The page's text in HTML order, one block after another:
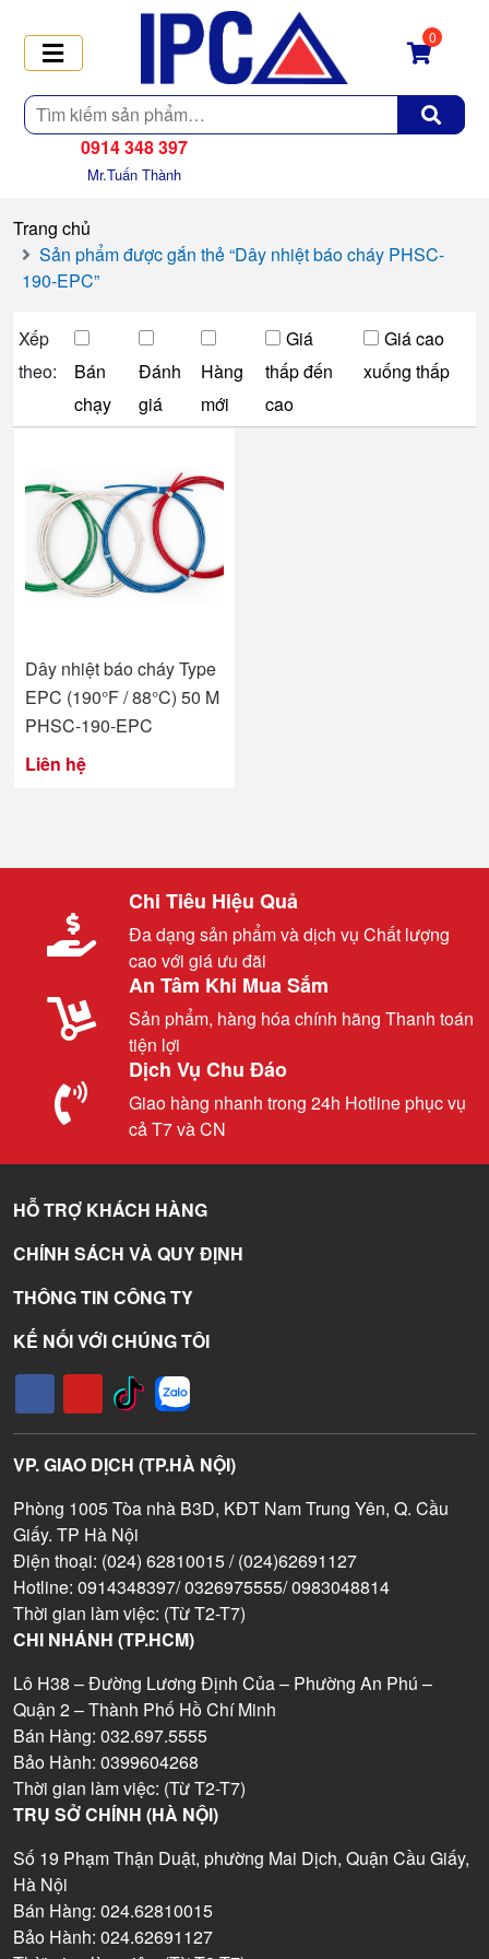
Tìm
kiếm
0
0914 348 397
Mr.Tuấn Thành
Trang chủ
Sản phẩm được gắn thẻ “Dây nhiệt báo cháy PHSC-
190-EPC”
Xếp
theo:
Bán
chạy
Đánh
giá
Hàng
mới
Giá
thấp đến
cao
Giá cao
xuống thấp
Dây nhiệt báo cháy Type
EPC (190°F / 88°C) 50 M
PHSC-190-EPC
Liên hệ
Chi Tiêu Hiệu Quả
Đa dạng sản phẩm và dịch vụ Chất lượng
cao với giá ưu đãi
An Tâm Khi Mua Sắm
Sản phẩm, hàng hóa chính hãng Thanh toán
tiện lợi
Dịch Vụ Chu Đáo
Giao hàng nhanh trong 24h Hotline phục vụ
cả T7 và CN
HỖ TRỢ KHÁCH HÀNG
CHÍNH SÁCH VÀ QUY ĐỊNH
THÔNG TIN CÔNG TY
KẾ NỐI VỚI CHÚNG TÔI
VP. GIAO DỊCH (TP.HÀ NỘI)
Phòng 1005 Tòa nhà B3D, KĐT Nam Trung Yên, Q. Cầu
Giấy. TP Hà Nội
Điện thoại: (024) 62810015 / (024)62691127
Hotline: 0914348397/ 0326975555/ 0983048814
Thời gian làm việc: (Từ T2-T7)
CHI NHÁNH (TP.HCM)
Lô H38 – Đường Lương Định Của – Phường An Phú –
Quận 2 – Thành Phố Hồ Chí Minh
Bán Hàng: 032.697.5555
Bảo Hành: 0399604268
Thời gian làm việc: (Từ T2-T7)
TRỤ SỞ CHÍNH (HÀ NỘI)
Số 19 Phạm Thận Duật, phường Mai Dịch, Quận Cầu Giấy,
Hà Nội
Bán Hàng: 024.62810015
Bảo Hành: 024.62691127